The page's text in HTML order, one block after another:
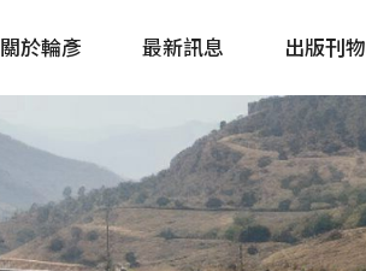
關於輪彥 最新訊息 出版刊物
自行車&電動車市場快訊
Bike & E-Bike Market